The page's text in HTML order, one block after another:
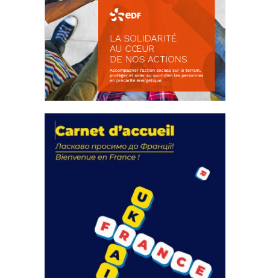
actions
18 septembre 2023
FEUILLETER